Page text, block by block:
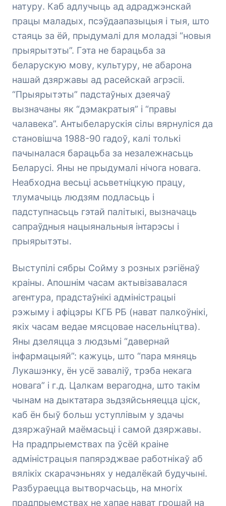
натуру. Каб адлучыць ад адраджэнскай
працы маладых, псэўдаапазыцыя і тыя, што
стаяць за ёй, прыдумалі для моладзі “новыя
прыярытэты”. Гэта не барацьба за
беларускую мову, культуру, не абарона
нашай дзяржавы ад расейскай агрэсіі.
“Прыярытэты” падстаўных дзеячаў
вызначаны як “дэмакратыя” і “правы
чалавека”. Антыбеларускія сілы вярнуліся да
становішча 1988-90 гадоў, калі толькі
пачыналася барацьба за незалежнасьць
Беларусі. Яны не прыдумалі нічога новага.
Неабходна весьці асьветніцкую працу,
тлумачыць людзям подласьць і
падступнасьць гэтай палітыкі, вызначаць
сапраўдныя нацыянальныя інтарэсы і
прыярытэты.
Выступілі сябры Сойму з розных рэгіёнаў
краіны. Апошнім часам актывізавалася
агентура, прадстаўнікі адміністрацыі
рэжыму і афіцэры КГБ РБ (нават палкоўнікі,
якіх часам ведае мясцовае насельніцтва).
Яны дзеляцца з людзьмі “давернай
інфармацыяй”: кажуць, што “пара мяняць
Лукашэнку, ён усё заваліў, трэба некага
новага” і г.д. Цалкам верагодна, што такім
чынам на дыктатара зьдзяйсьняецца ціск,
каб ён быў больш уступлівым у здачы
дзяржаўнай маёмасьці і самой дзяржавы.
На прадпрыемствах па ўсёй краіне
адміністрацыя папярэджвае работнікаў аб
вялікіх скарачэньнях у недалёкай будучыні.
Разбураецца вытворчасьць, на многіх
прадпрыемствах не хапае нават грошай на